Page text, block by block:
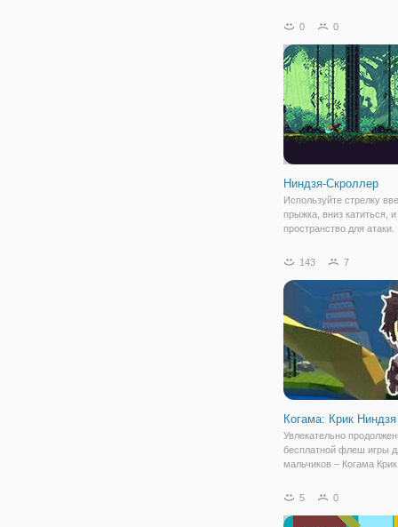
0 0
Ниндзя-Скроллер
Используйте стрелку
прыжка, вниз катиться, и
пространство для атаки.
заработать высокий
Убить зарядки ниндзя с
нападением или
через них,
143 7
Когама: Крик Ниндзя
Увлекательно
бесплатной флеш игры
мальчиков – Когама
самых опасных мест в
Среди всех опытных
5 0